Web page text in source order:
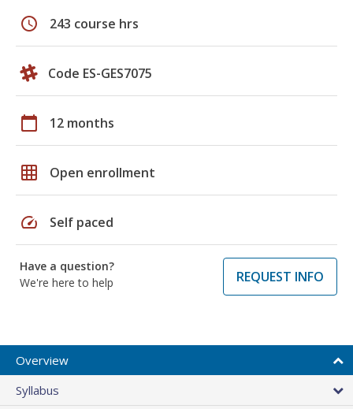
schedule 243 course hrs
Code ES-GES7075
calendar_today 12 months
grid_on Open enrollment
speed Self paced
Have a question?
We're here to help
REQUEST INFO
Overview
Syllabus